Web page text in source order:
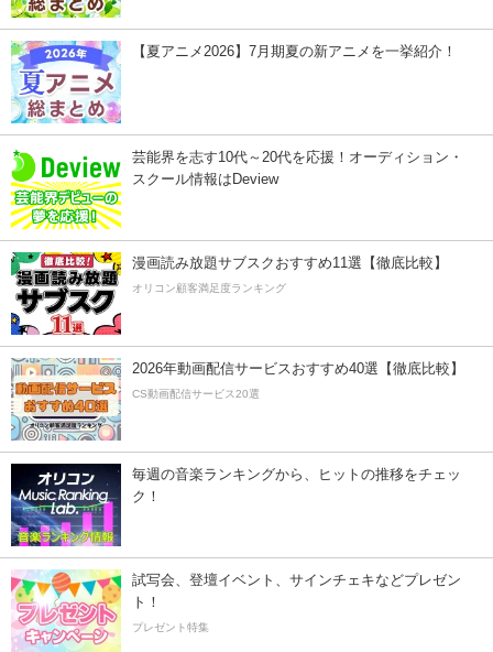
【夏アニメ2026】7月期夏の新アニメを一挙紹介！
芸能界を志す10代～20代を応援！オーディション・
スクール情報はDeview
漫画読み放題サブスクおすすめ11選【徹底比較】
オリコン顧客満足度ランキング
2026年動画配信サービスおすすめ40選【徹底比較】
CS動画配信サービス20選
毎週の音楽ランキングから、ヒットの推移をチェッ
ク！
試写会、登壇イベント、サインチェキなどプレゼン
ト！
プレゼント特集